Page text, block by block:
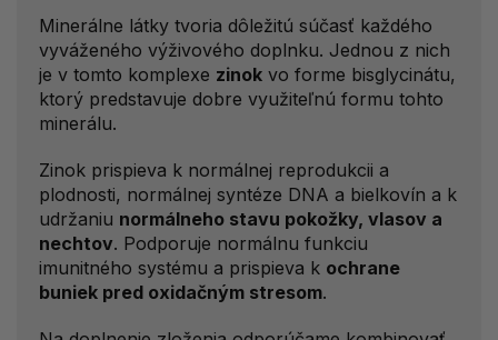
Minerálne látky tvoria dôležitú súčasť každého
vyváženého výživového doplnku. Jednou z nich
je v tomto komplexe zinok vo forme bisglycinátu,
ktorý predstavuje dobre využiteľnú formu tohto
minerálu.
Zinok prispieva k normálnej reprodukcii a
plodnosti, normálnej syntéze DNA a bielkovín a k
udržaniu normálneho stavu pokožky, vlasov a
nechtov. Podporuje normálnu funkciu
imunitného systému a prispieva k ochrane
buniek pred oxidačným stresom.